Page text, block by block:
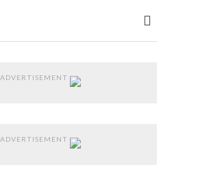
ADVERTISEMENT
ADVERTISEMENT